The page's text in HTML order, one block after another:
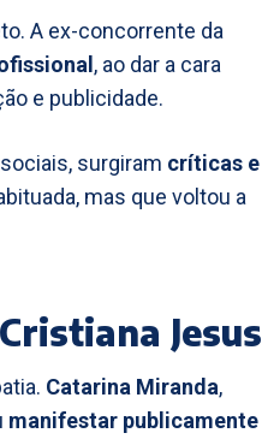
A ex-concorrente da
, ao dar a cara
e publicidade.
surgiram críticas e
mas que voltou a
Jesus
Catarina Miranda,
manifestar publicamente